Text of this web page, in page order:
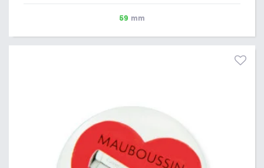
59 mm